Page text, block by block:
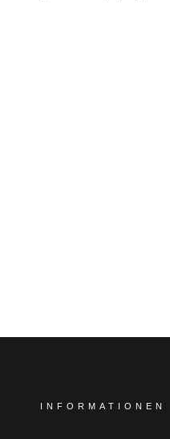
INFORMATIONEN